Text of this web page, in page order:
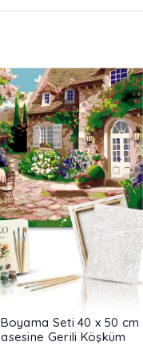
Seti 40 x 50 cm
Gerili Köşküm